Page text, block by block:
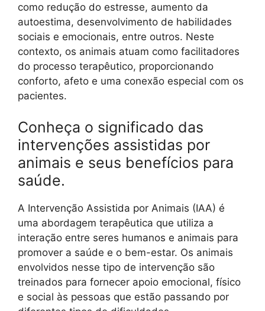
como redução do estresse, aumento da
autoestima, desenvolvimento de habilidades
sociais e emocionais, entre outros. Neste
contexto, os animais atuam como facilitadores
do processo terapêutico, proporcionando
conforto, afeto e uma conexão especial com os
pacientes.
Conheça o significado das
intervenções assistidas por
animais e seus benefícios para
saúde.
A Intervenção Assistida por Animais (IAA) é
uma abordagem terapêutica que utiliza a
interação entre seres humanos e animais para
promover a saúde e o bem-estar. Os animais
envolvidos nesse tipo de intervenção são
treinados para fornecer apoio emocional, físico
e social às pessoas que estão passando por